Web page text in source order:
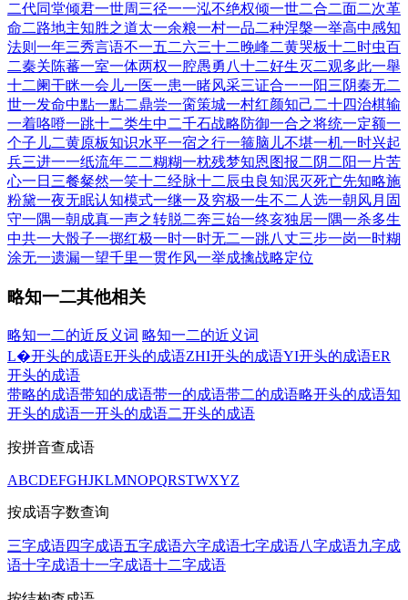
二代同堂倾君一世周三径一一泓不绝权倾一世二合二面二次革
命二路地主知胜之道太一余粮一村一品二种涅槃一举高中感知
法则 一年三秀言语不一五二六三十二晚峰二黄哭板十二时虫百
二秦关陈蕃一室一体两权一腔愚勇 八十二好生灭二观多此一舉
十二阑干眯一会儿一医一患一睹风采三证合一一阳三阴秦无二
世一发命中點一點二鼎尝一脔策城一村红颜知己 二十四治棋输
一着咯噔一跳十二类生中二千石战略防御一合之将统一定额一
个子儿二黄原板知识水平一宿之行一箍脑儿不堪一机一时兴起
兵三进一一纸流年二二糊糊一枕残梦知恩图报二阴二阳一片苦
心一日三餐粲然一笑十二经脉十二辰虫 良知泯灭死亡先知略施
粉黛一夜无眠认知模式一继一及 穷极一生不二人选一朝风月 固
守一隅一朝成真一声之转脱二奔三始一终亥独居一隅一杀多生
中共一大骰子一掷红极一时一时无二一跳八丈三步一岗一时糊
涂无一遗漏一望千里一贯作风一举成擒战略定位
略知一二其他相关
略知一二的近反义词 略知一二的近义词
L�开头的成语E开头的成语ZHI开头的成语YI开头的成语ER
开头的成语
带略的成语带知的成语带一的成语带二的成语略开头的成语知
开头的成语一开头的成语二开头的成语
按拼音查成语
ABCDEFGHJKLMNOPQRSTWXYZ
按成语字数查询
三字成语四字成语五字成语六字成语七字成语八字成语九字成
语十字成语十一字成语十二字成语